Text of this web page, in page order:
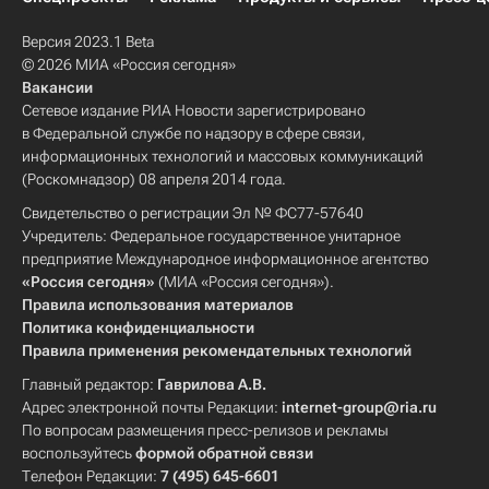
Версия 2023.1 Beta
© 2026 МИА «Россия сегодня»
Вакансии
Сетевое издание РИА Новости зарегистрировано
в Федеральной службе по надзору в сфере связи,
информационных технологий и массовых коммуникаций
(Роскомнадзор) 08 апреля 2014 года.
Свидетельство о регистрации Эл № ФС77-57640
Учредитель: Федеральное государственное унитарное
предприятие Международное информационное агентство
«Россия сегодня» (МИА «Россия сегодня»).
Правила использования материалов
Политика конфиденциальности
Правила применения рекомендательных технологий
Главный редактор: Гаврилова А.В.
Адрес электронной почты Редакции: internet-group@ria.ru
По вопросам размещения пресс-релизов и рекламы
воспользуйтесьформой обратной связи
Телефон Редакции: 7 (495) 645-6601